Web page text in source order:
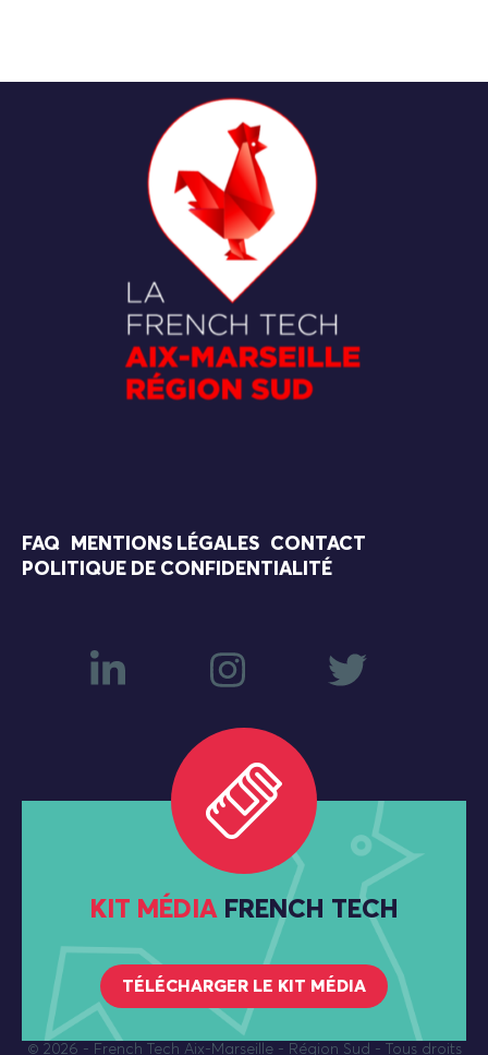
FAQ MENTIONS LÉGALES
CONTACT
POLITIQUE DE CONFIDENTIALITÉ
KIT MÉDIA FRENCH TECH
TÉLÉCHARGER LE KIT MÉDIA
© 2026 - French Tech Aix-Marseille - Région Sud - Tous droits